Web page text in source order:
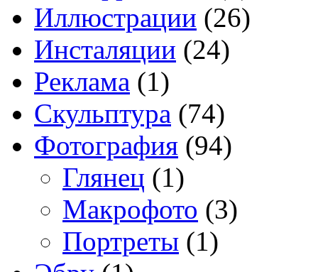
Иллюстрации (26)
Инсталяции (24)
Реклама (1)
Скульптура (74)
Фотография (94)
Глянец (1)
Макрофото (3)
Портреты (1)